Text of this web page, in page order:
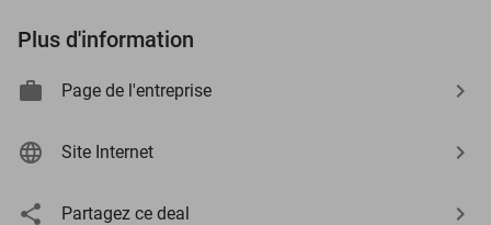
Plus d'information
Page de l'entreprise
Site Internet
Partagez ce deal